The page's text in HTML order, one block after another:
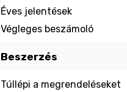
Éves jelentések
Végleges beszámoló
Beszerzés
Túllépi a megrendeléseket